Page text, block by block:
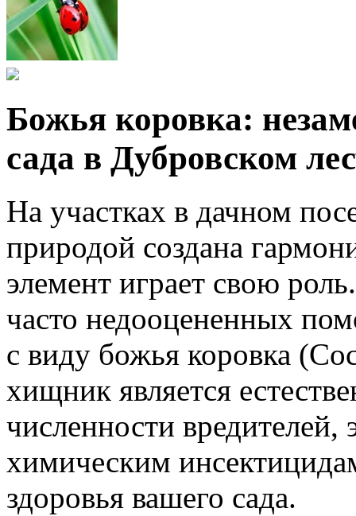
Божья коровка:
сада в Дубровском
На участках в дачном
природой создана
элемент играет свою
часто недооцененных
с виду божья коровка
хищник является
численности вредителей,
химическим
здоровья вашего сада.